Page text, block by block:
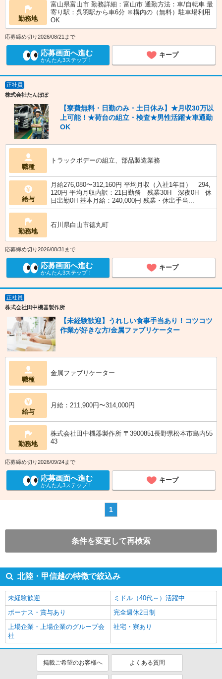
勤務地
富山県富山市 勤務詳細：富山市 通勤方法：車/自転車 最
寄り駅：呉羽駅から車6分 ※構内の（無料）駐車場利用
OK
応募締め切り2026/08/21まで
応募画面へ進む
かんたん3ステップ！
キープ
正社員
株式会社たんぽぽ
【寮費無料・日勤のみ・土日休み】★月収30万以
上可能！★荷台の組立・検査★男性活躍★車通勤
OK
職種
トラックボデーの組立、部品製造業務
給与
月給276,080〜312,160円 平均月収（入社1年目） 294,
120円 平均月収内訳：21日勤務 残業30H 深夜0H 休
日出勤0H 基本月給：240,000円 残業・休出手当...
勤務地
石川県白山市徳丸町
応募締め切り2026/08/31まで
応募画面へ進む
かんたん3ステップ！
キープ
正社員
株式会社田中機器製作所
【未経験歓迎】うれしい食事手当あり！コツコツ
作業が好きな方/金属ファブリケーター
職種
金属ファブリケーター
給与
月給：211,900円〜314,000円
勤務地
株式会社田中機器製作所 〒3900851長野県松本市島内55
43
応募締め切り2026/09/24まで
応募画面へ進む
かんたん3ステップ！
キープ
1
条件を変更して再検索
北陸・甲信越の特徴で絞込み
未経験歓迎
ミドル（40代～）活躍中
ボーナス・賞与あり
完全週休2日制
上場企業・上場企業のグループ会
社
社宅・寮あり
掲載ご希望のお客様へ よくある質問